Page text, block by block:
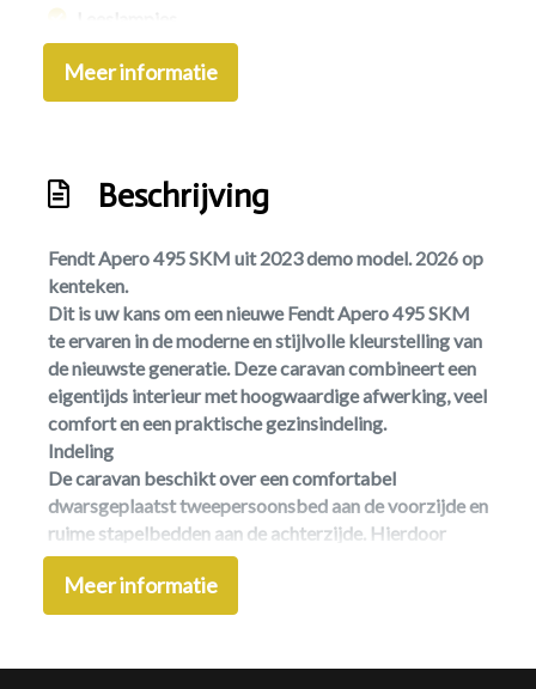
Midden rondzit
Omvormer
Ringverwarming
Sanitair: midden-opstelling
Schoonwatertank
Stapelbed
Toilet/wasruimte
Usb-laadpunten
Vaste watertank
Vloerverwarming
Exterieur
Dakluik
Meer informatie
Beschrijving
Fendt Apero 495 SKM uit 2023 demo model. 2026 op
kenteken.
Dit is uw kans om een nieuwe Fendt Apero 495 SKM
te ervaren in de moderne en stijlvolle kleurstelling van
de nieuwste generatie. Deze caravan combineert een
eigentijds interieur met hoogwaardige afwerking, veel
comfort en een praktische gezinsindeling.
Indeling
De caravan beschikt over een comfortabel
dwarsgeplaatst tweepersoonsbed aan de voorzijde en
ruime stapelbedden aan de achterzijde. Hierdoor
biedt deze Fendt maar liefst 6 slaapplaatsen.
Tweepersoonsbed: 140 x 208 cm
Stapelbedden: 2 x 202 x 72 cm
Meer informatie